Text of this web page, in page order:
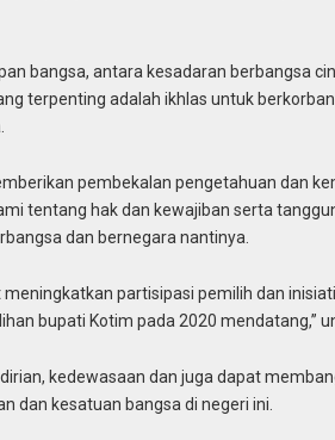
bangsa, antara kesadaran berbangsa
terpenting adalah ikhlas untuk
pembekalan pengetahuan dan
tentang hak dan kewajiban serta
dan bernegara nantinya.
meningkatkan partisipasi pemilih dan
bupati Kotim pada 2020 mendatang,”
kedewasaan dan juga dapat
dan kesatuan bangsa di negeri ini.